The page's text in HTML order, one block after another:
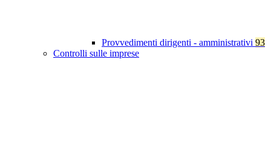
Provvedimenti dirigenti - amministrativi 93
Controlli sulle imprese